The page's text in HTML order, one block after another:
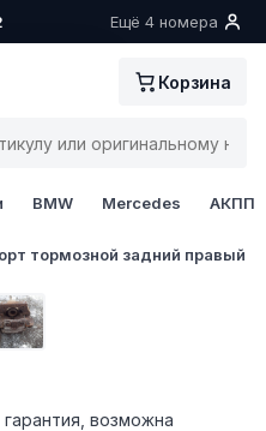
Ещё 4 номера
Корзина
BMW Mercedes АКПП
тормозной задний правый
1 / 4
возможна